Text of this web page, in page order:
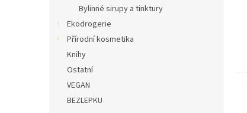
Bylinné sirupy a tinktury
Ekodrogerie
Přírodní kosmetika
Knihy
Ostatní
VEGAN
BEZLEPKU